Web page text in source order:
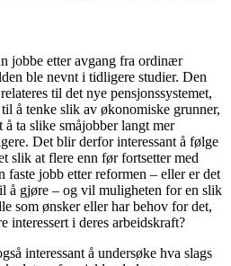
jobbe etter avgang fra ordinær
ble nevnt i tidligere studier. Den
til det nye pensjonssystemet,
å tenke slik av økonomiske grunner,
ta slike småjobber langt mer
Det blir derfor interessant å følge
slik at flere enn før fortsetter med
faste jobb etter reformen – eller er det
å gjøre – og vil muligheten for en slik
som ønsker eller har behov for det,
i deres arbeidskraft?
interessant å undersøke hva slags